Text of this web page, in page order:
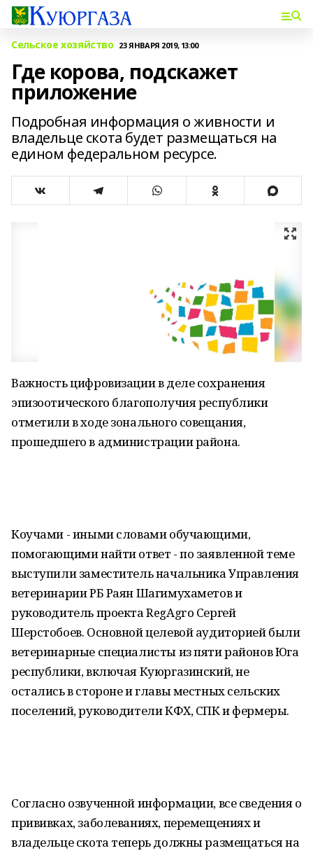
Сельское хозяйство 23 ЯНВАРЯ 2019, 13:00
Где корова, подскажет
приложение
Подробная информация о живности и
владельце скота будет размещаться на
едином федеральном ресурсе.
Важность цифровизации в деле сохранения
эпизоотического благополучия республики
отметили в ходе зонального совещания,
прошедшего в администрации района.
Коучами - иными словами обучающими,
помогающими найти ответ - по заявленной теме
выступили заместитель начальника Управления
ветеринарии РБ Раян Шагимухаметов и
руководитель проекта RegAgro Сергей
Шерстобоев. Основной целевой аудиторией были
ветеринарные специалисты из пяти районов Юга
республики, включая Куюргазинский, не
остались в стороне и главы местных сельских
поселений, руководители КФХ, СПК и фермеры.
Согласно озвученной информации, все сведения о
прививках, заболеваниях, перемещениях и
владельце скота теперь должны размещаться на